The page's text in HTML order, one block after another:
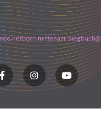
mittenaar-